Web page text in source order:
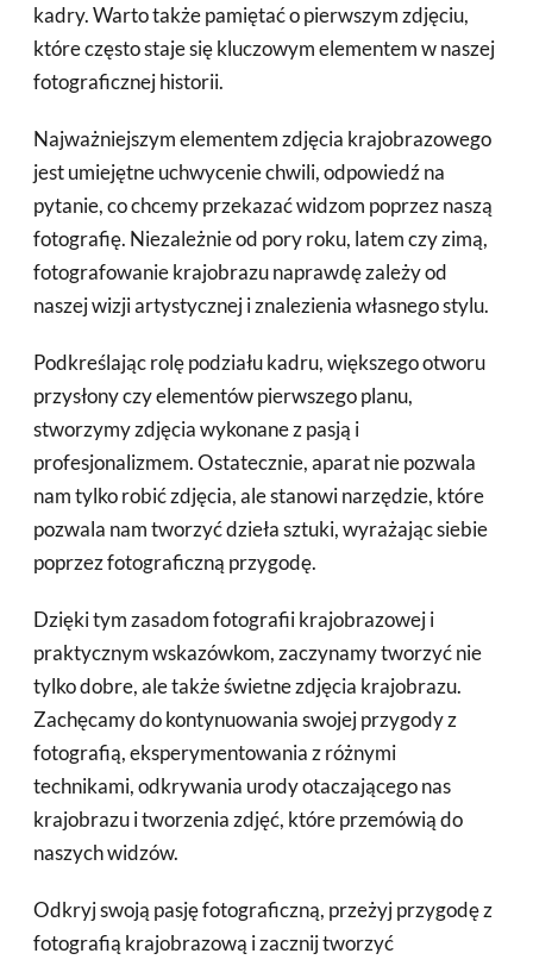
kadry. Warto także pamiętać o pierwszym zdjęciu,
które często staje się kluczowym elementem w naszej
fotograficznej historii.
Najważniejszym elementem zdjęcia krajobrazowego
jest umiejętne uchwycenie chwili, odpowiedź na
pytanie, co chcemy przekazać widzom poprzez naszą
fotografię. Niezależnie od pory roku, latem czy zimą,
fotografowanie krajobrazu naprawdę zależy od
naszej wizji artystycznej i znalezienia własnego stylu.
Podkreślając rolę podziału kadru, większego otworu
przysłony czy elementów pierwszego planu,
stworzymy zdjęcia wykonane z pasją i
profesjonalizmem. Ostatecznie, aparat nie pozwala
nam tylko robić zdjęcia, ale stanowi narzędzie, które
pozwala nam tworzyć dzieła sztuki, wyrażając siebie
poprzez fotograficzną przygodę.
Dzięki tym zasadom fotografii krajobrazowej i
praktycznym wskazówkom, zaczynamy tworzyć nie
tylko dobre, ale także świetne zdjęcia krajobrazu.
Zachęcamy do kontynuowania swojej przygody z
fotografią, eksperymentowania z różnymi
technikami, odkrywania urody otaczającego nas
krajobrazu i tworzenia zdjęć, które przemówią do
naszych widzów.
Odkryj swoją pasję fotograficzną, przeżyj przygodę z
fotografią krajobrazową i zacznij tworzyć